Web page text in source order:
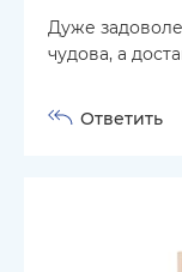
Дуже
чудова, а
Ответить